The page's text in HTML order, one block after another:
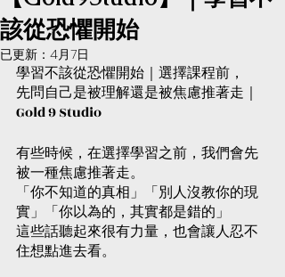
認識冥
想香氣
樹脂植
物與靜
心空間
芳香設
計｜
Gold9St
udio
Aroma
Library
氣味一
次認識
物香
性香氛
設計與
生活品
味｜
Gold9St
識女性
設計與
活儀式
｜
Gold9St
Aroma
次認識
自信香
氣、植
物芳香
設計與
建立自
己的生
活儀式
｜
Gold9St
一次認
識專注
香氣、
植物芳
與工作
圍｜
Gold9St
該從恐懼開始
已更新： 4月7日
學習不該從恐懼開始｜選擇課程前，
先問自己是被理解還是被焦慮推著走｜
Gold 9 Studio
有些時候，在選擇學習之前，我們會先
被一種焦慮推著走。
「你不知道的真相」「別人沒教你的現
實」「你以為的，其實都是錯的」
這些話聽起來很有力量，也會讓人忍不
住想點進去看。